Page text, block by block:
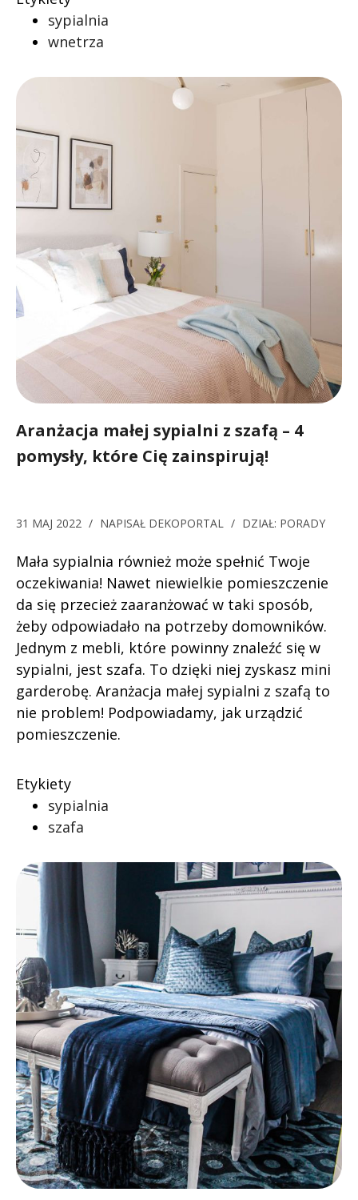
sypialnia
wnetrza
Aranżacja małej sypialni z szafą – 4
pomysły, które Cię zainspirują!
31 MAJ 2022 / NAPISAŁ DEKOPORTAL / DZIAŁ: PORADY
Mała sypialnia również może spełnić Twoje
oczekiwania! Nawet niewielkie pomieszczenie
da się przecież zaaranżować w taki sposób,
żeby odpowiadało na potrzeby domowników.
Jednym z mebli, które powinny znaleźć się w
sypialni, jest szafa. To dzięki niej zyskasz mini
garderobę. Aranżacja małej sypialni z szafą to
nie problem! Podpowiadamy, jak urządzić
pomieszczenie.
Etykiety
sypialnia
szafa